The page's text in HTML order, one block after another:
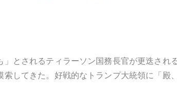
とされるティラーソン国務長官が更迭され
してきた。好戦的なトランプ大統領に「殿